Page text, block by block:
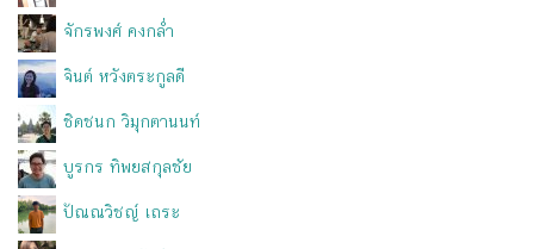
จักรพงศ์ คงกล่ำ
จินต์ หวังตระกูลดี
ชิดชนก วิมุกตานนท์
บูรกร ทิพยสกุลชัย
ปัณณวิชญ์ เถระ